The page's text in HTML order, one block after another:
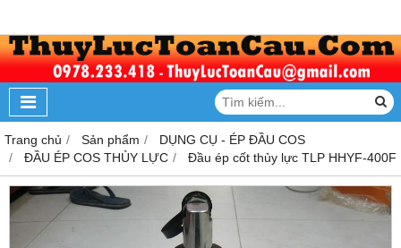
Trang chủ Sản phẩm
DỤNG CỤ - ÉP ĐẦU COS
ĐẦU ÉP COS THỦY LỰC
Đầu ép cốt thủy lực TLP HHYF-400F